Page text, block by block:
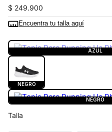
$ 249.900
Encuentra tu talla aquí
AZUL
NEGRO
NEGRO
Talla